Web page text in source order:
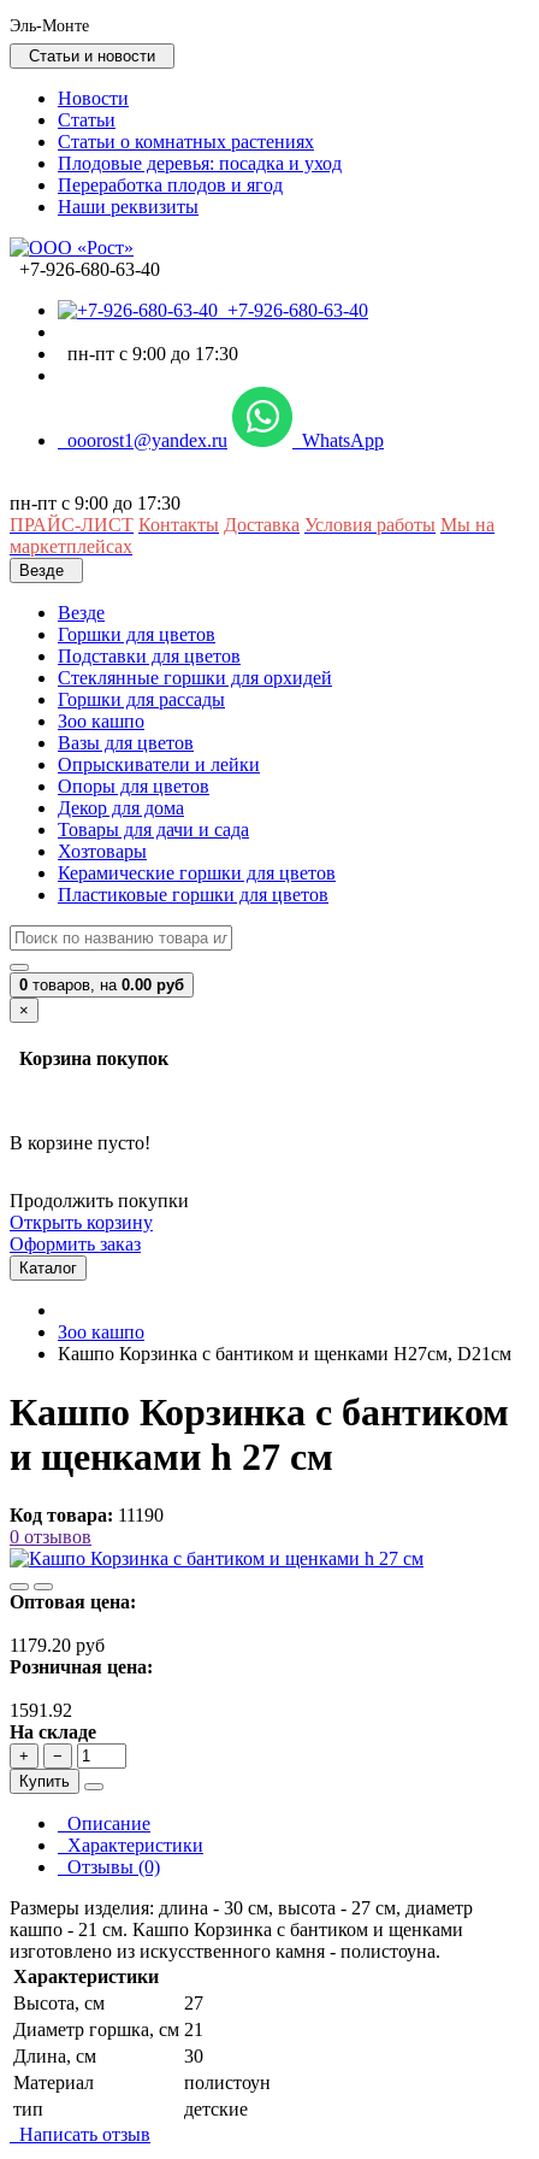
Эль-Монте
Статьи и новости
Новости
Статьи
Статьи о комнатных растениях
Плодовые деревья: посадка и уход
Переработка плодов и ягод
Наши реквизиты
+7-926-680-63-40
+7-926-680-63-40
пн-пт с 9:00 до 17:30
ooorost1@yandex.ru WhatsApp
пн-пт с 9:00 до 17:30
ПРАЙС-ЛИСТ Контакты Доставка Условия работы Мы на
маркетплейсах
Везде
Везде
Горшки для цветов
Подставки для цветов
Стеклянные горшки для орхидей
Горшки для рассады
Зоо кашпо
Вазы для цветов
Опрыскиватели и лейки
Опоры для цветов
Декор для дома
Товары для дачи и сада
Хозтовары
Керамические горшки для цветов
Пластиковые горшки для цветов
0 товаров, на 0.00 руб
×
Корзина покупок
В корзине пусто!
Продолжить покупки
Открыть корзину
Оформить заказ
Каталог
Зоо кашпо
Кашпо Корзинка с бантиком и щенками H27см, D21см
Кашпо Корзинка с бантиком
и щенками h 27 см
Код товара: 11190
0 отзывов
Оптовая цена:
1179.20 руб
Розничная цена:
1591.92
На складе
+
−
Купить
Описание
Характеристики
Отзывы (0)
Размеры изделия: длина - 30 см, высота - 27 см, диаметр
кашпо - 21 см. Кашпо Корзинка с бантиком и щенками
изготовлено из искусственного камня - полистоуна.
Характеристики
Высота, см
27
Диаметр горшка, см 21
Длина, см
30
Материал
полистоун
тип
детские
Написать отзыв